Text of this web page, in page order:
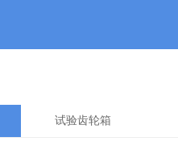
试验齿轮箱